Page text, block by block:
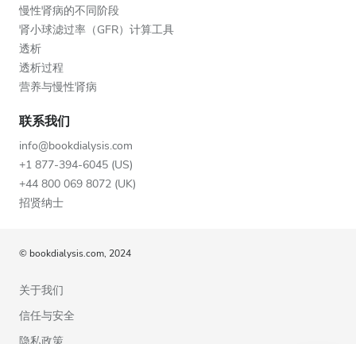
慢性肾病的不同阶段
肾小球滤过率（GFR）计算工具
透析
透析过程
营养与慢性肾病
联系我们
info@bookdialysis.com
+1 877-394-6045 (US)
+44 800 069 8072 (UK)
招贤纳士
© bookdialysis.com, 2024
关于我们
信任与安全